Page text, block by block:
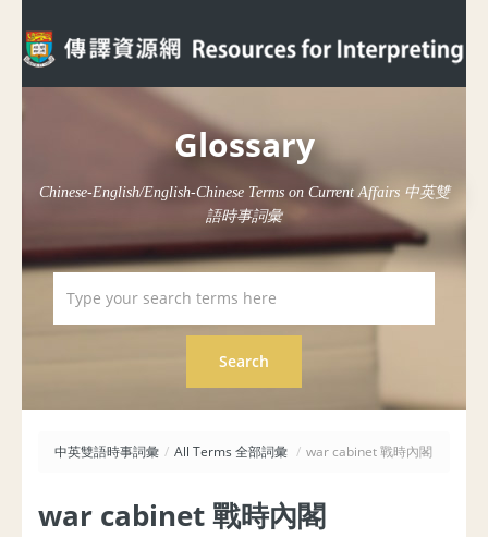
Glossary
Chinese-English/English-Chinese Terms on Current Affairs 中英雙
語時事詞彙
中英雙語時事詞彙 / All Terms 全部詞彙 / war cabinet 戰時內閣
war cabinet 戰時內閣